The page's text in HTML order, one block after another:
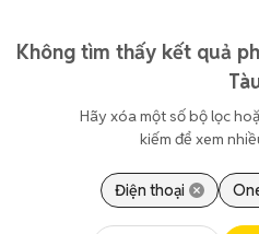
Không tìm thấy kết quả
Hãy xóa một số bộ lọc
kiếm để xem
Điện thoại